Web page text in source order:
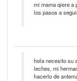
mi mama qiere a
los pasos a
hola necesito su
leches, mi
hacerlo de